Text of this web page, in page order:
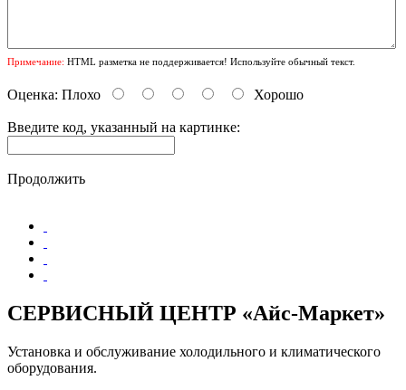
Примечание: HTML разметка не поддерживается! Используйте обычный текст.
Оценка: Плохо Хорошо
Введите код, указанный на картинке:
Продолжить
СЕРВИСНЫЙ ЦЕНТР «Айс-Маркет»
Установка и обслуживание холодильного и климатического
оборудования.